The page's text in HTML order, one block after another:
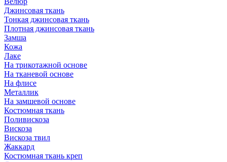
Джинсовая ткань
Тонкая джинсовая ткань
Плотная джинсовая ткань
Замша
Кожа
Лаке
На трикотажной основе
На тканевой основе
На флисе
Металлик
На замшевой основе
Костюмная ткань
Поливискоза
Вискоза
Вискоза твил
Жаккард
Костюмная ткань креп